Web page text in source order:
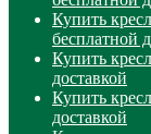
Купить
бесплатной
Купить
доставкой
Купить
доставкой